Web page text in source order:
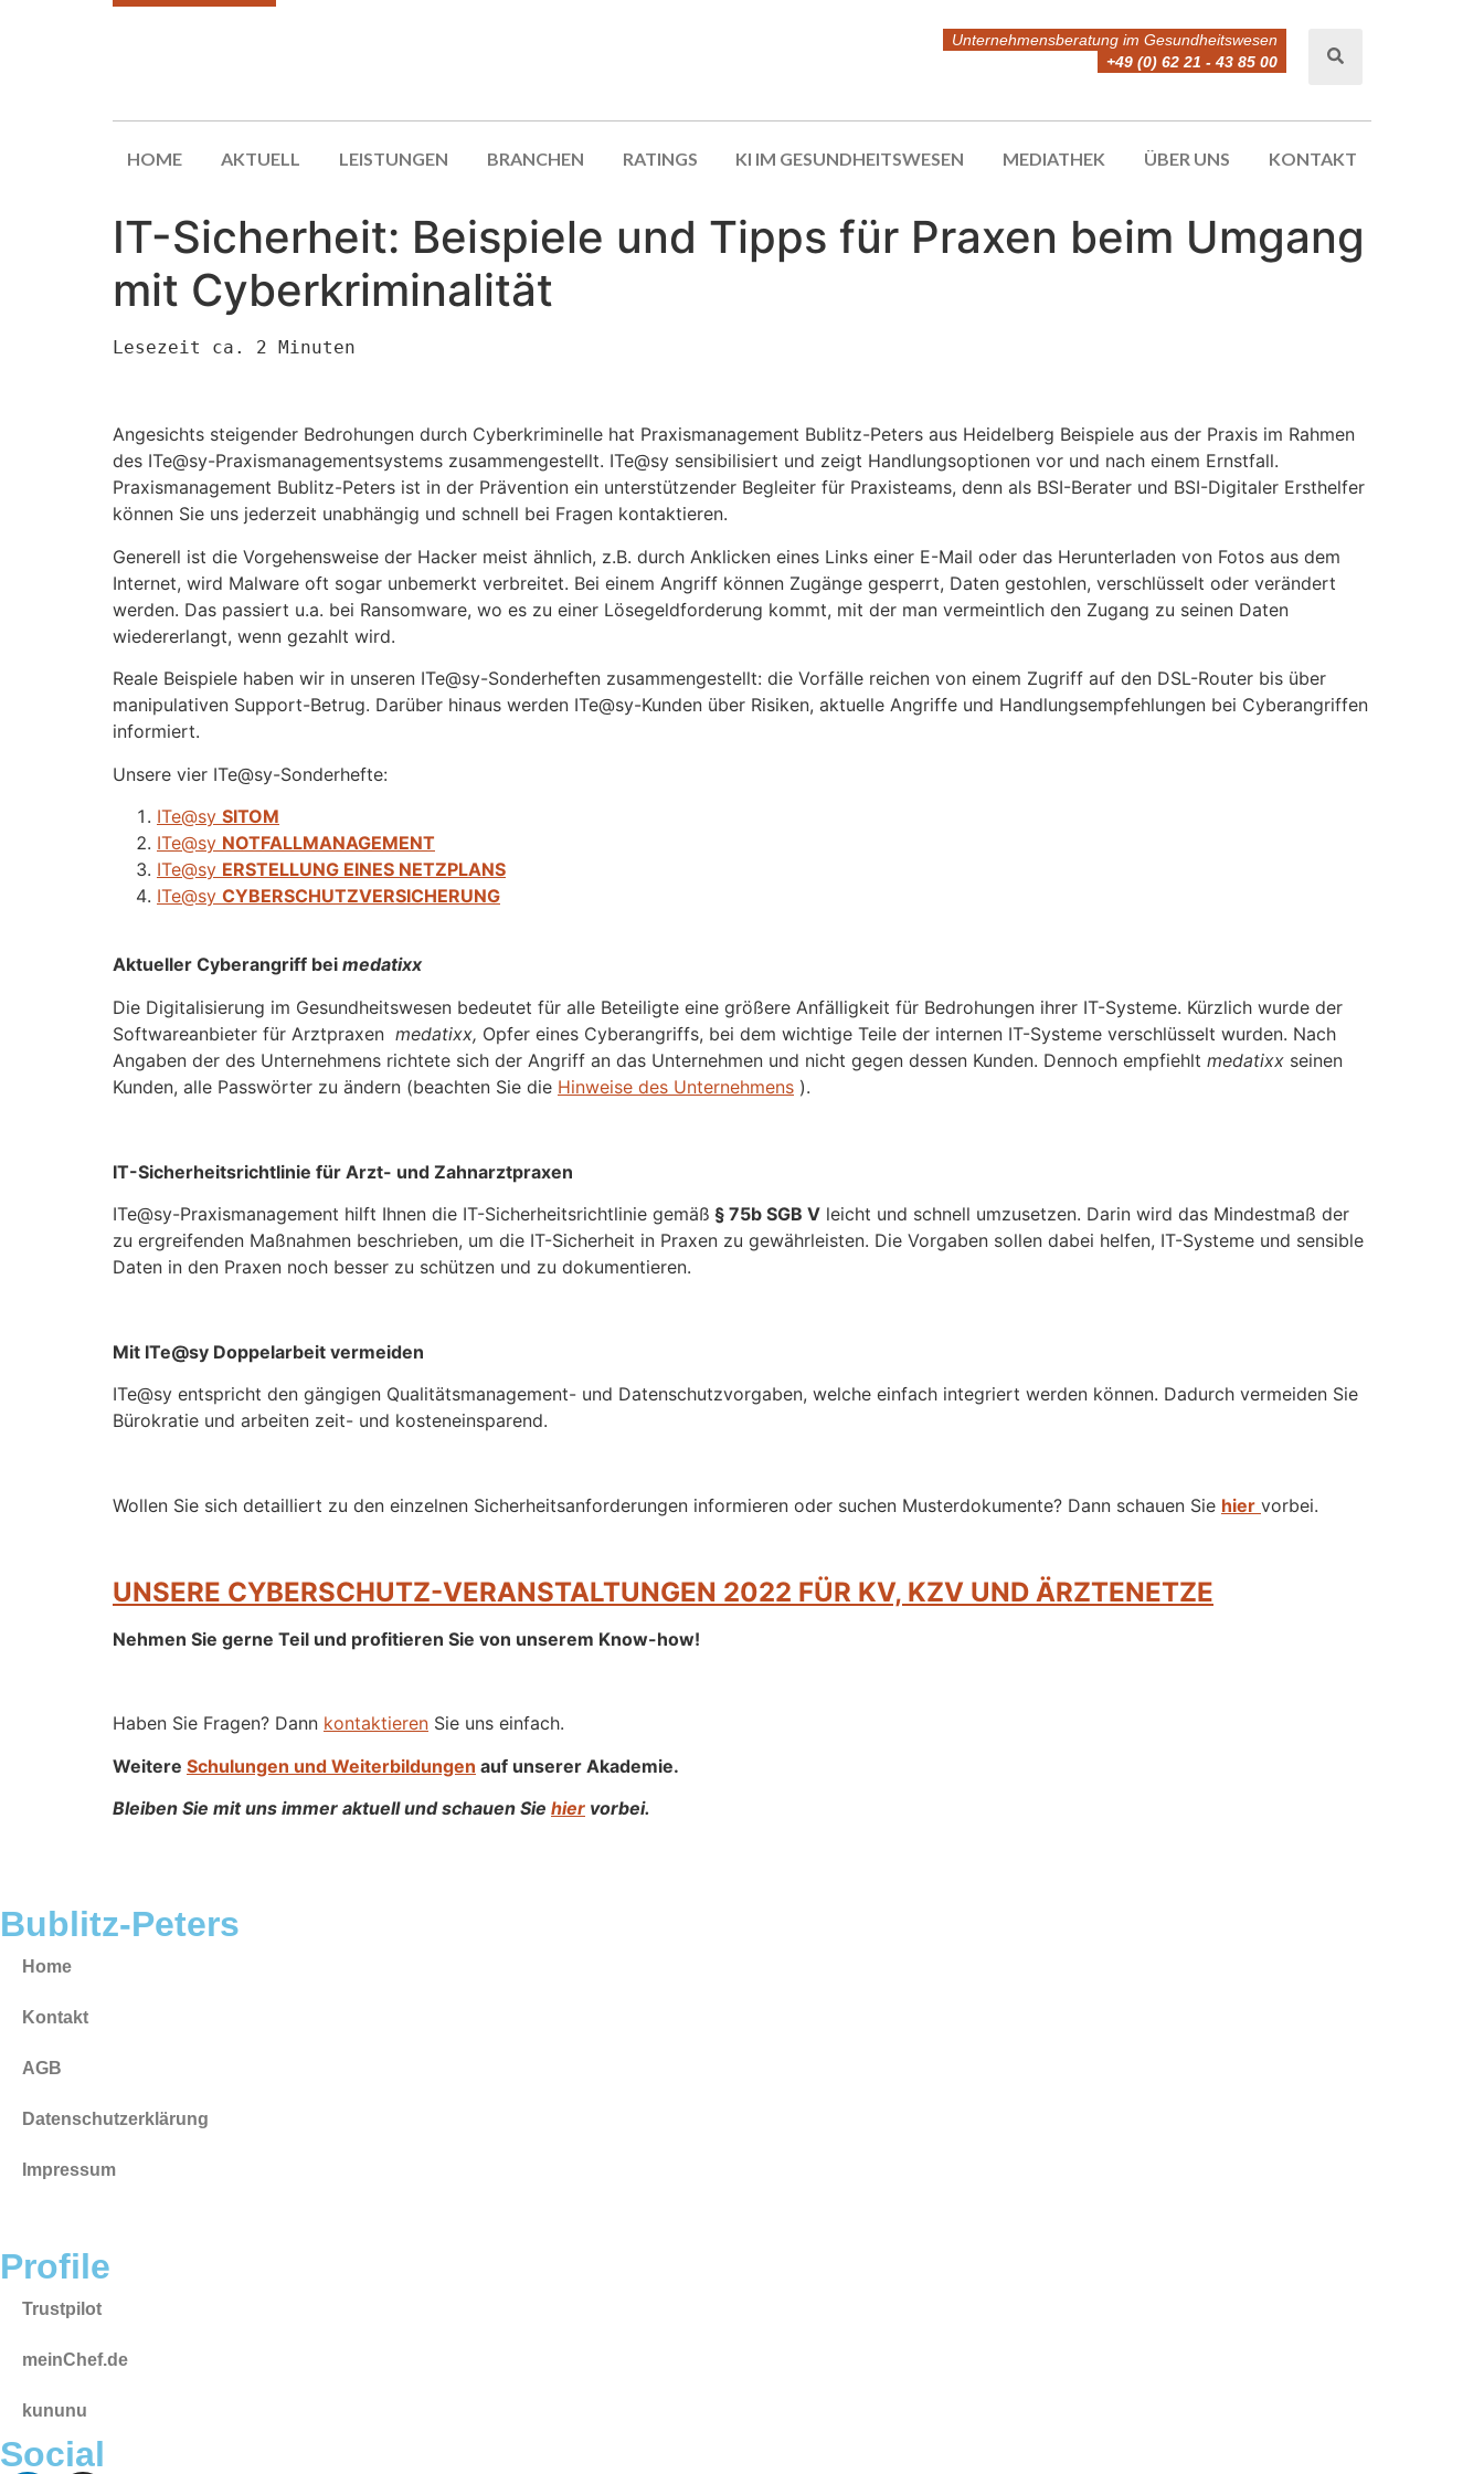
Unternehmensberatung im Gesundheitswesen
+49 (0) 62 21 - 43 85 00
HOME AKTUELL LEISTUNGEN BRANCHEN RATINGS KI IM GESUNDHEITSWESEN MEDIATHEK ÜBER UNS KONTAKT
IT-Sicherheit: Beispiele und Tipps für Praxen beim Umgang
mit Cyberkriminalität
Lesezeit ca. 2 Minuten
Angesichts steigender Bedrohungen durch Cyberkriminelle hat Praxismanagement Bublitz-Peters aus Heidelberg Beispiele aus der Praxis im Rahmen
des ITe@sy-Praxismanagementsystems zusammengestellt. ITe@sy sensibilisiert und zeigt Handlungsoptionen vor und nach einem Ernstfall.
Praxismanagement Bublitz-Peters ist in der Prävention ein unterstützender Begleiter für Praxisteams, denn als BSI-Berater und BSI-Digitaler Ersthelfer
können Sie uns jederzeit unabhängig und schnell bei Fragen kontaktieren.
Generell ist die Vorgehensweise der Hacker meist ähnlich, z.B. durch Anklicken eines Links einer E-Mail oder das Herunterladen von Fotos aus dem
Internet, wird Malware oft sogar unbemerkt verbreitet. Bei einem Angriff können Zugänge gesperrt, Daten gestohlen, verschlüsselt oder verändert
werden. Das passiert u.a. bei Ransomware, wo es zu einer Lösegeldforderung kommt, mit der man vermeintlich den Zugang zu seinen Daten
wiedererlangt, wenn gezahlt wird.
Reale Beispiele haben wir in unseren ITe@sy-Sonderheften zusammengestellt: die Vorfälle reichen von einem Zugriff auf den DSL-Router bis über
manipulativen Support-Betrug. Darüber hinaus werden ITe@sy-Kunden über Risiken, aktuelle Angriffe und Handlungsempfehlungen bei Cyberangriffen
informiert.
Unsere vier ITe@sy-Sonderhefte:
ITe@sy SITOM
ITe@sy NOTFALLMANAGEMENT
ITe@sy ERSTELLUNG EINES NETZPLANS
ITe@sy CYBERSCHUTZVERSICHERUNG
Aktueller Cyberangriff bei medatixx
Die Digitalisierung im Gesundheitswesen bedeutet für alle Beteiligte eine größere Anfälligkeit für Bedrohungen ihrer IT-Systeme. Kürzlich wurde der
Softwareanbieter für Arztpraxen medatixx, Opfer eines Cyberangriffs, bei dem wichtige Teile der internen IT-Systeme verschlüsselt wurden. Nach
Angaben der des Unternehmens richtete sich der Angriff an das Unternehmen und nicht gegen dessen Kunden. Dennoch empfiehlt medatixx seinen
Kunden, alle Passwörter zu ändern (beachten Sie die Hinweise des Unternehmens ).
IT-Sicherheitsrichtlinie für Arzt- und Zahnarztpraxen
ITe@sy-Praxismanagement hilft Ihnen die IT-Sicherheitsrichtlinie gemäß § 75b SGB V leicht und schnell umzusetzen. Darin wird das Mindestmaß der
zu ergreifenden Maßnahmen beschrieben, um die IT-Sicherheit in Praxen zu gewährleisten. Die Vorgaben sollen dabei helfen, IT-Systeme und sensible
Daten in den Praxen noch besser zu schützen und zu dokumentieren.
Mit ITe@sy Doppelarbeit vermeiden
ITe@sy entspricht den gängigen Qualitätsmanagement- und Datenschutzvorgaben, welche einfach integriert werden können. Dadurch vermeiden Sie
Bürokratie und arbeiten zeit- und kosteneinsparend.
Wollen Sie sich detailliert zu den einzelnen Sicherheitsanforderungen informieren oder suchen Musterdokumente? Dann schauen Sie hier vorbei.
UNSERE CYBERSCHUTZ-VERANSTALTUNGEN 2022 FÜR KV, KZV UND ÄRZTENETZE
Nehmen Sie gerne Teil und profitieren Sie von unserem Know-how!
Haben Sie Fragen? Dann kontaktieren Sie uns einfach.
Weitere Schulungen und Weiterbildungen auf unserer Akademie.
Bleiben Sie mit uns immer aktuell und schauen Sie hier vorbei.
Bublitz-Peters
Home
Kontakt
AGB
Datenschutzerklärung
Impressum
Profile
Trustpilot
meinChef.de
kununu
Social